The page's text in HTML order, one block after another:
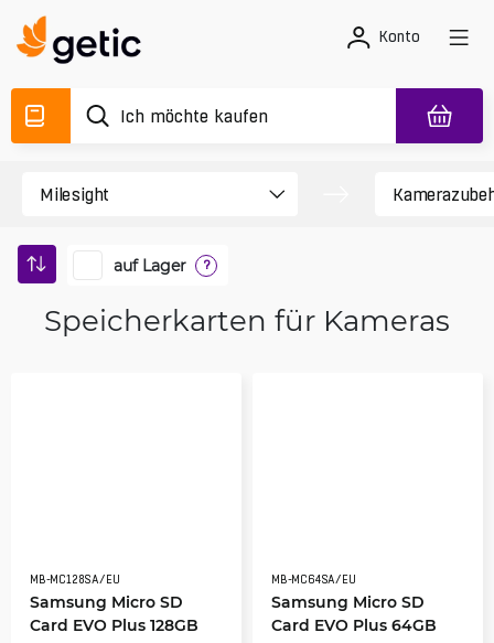
Konto
auf Lager ?
Speicherkarten für Kameras
MB-MC128SA/EU
Samsung Micro SD
Card EVO Plus 128GB
MB-MC64SA/EU
Samsung Micro SD
Card EVO Plus 64GB